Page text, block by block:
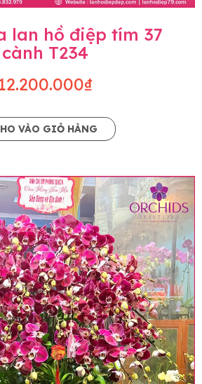
lan hồ điệp tím 37
cành T234
12.200.000₫
VÀO GIỎ HÀNG